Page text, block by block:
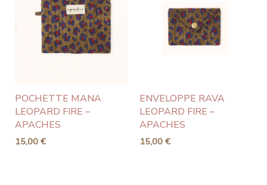
POCHETTE MANA
LEOPARD FIRE –
APACHES
15,00 €
ENVELOPPE RAVA
LEOPARD FIRE –
APACHES
15,00 €